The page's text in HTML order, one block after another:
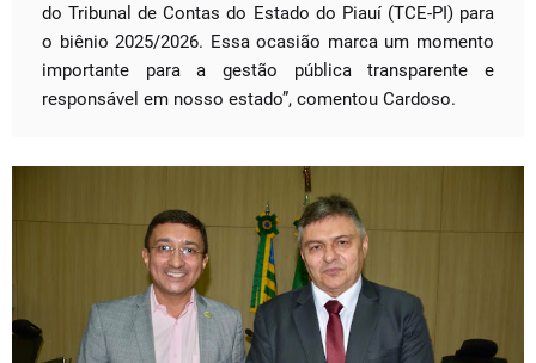
do Tribunal de Contas do Estado do Piauí (TCE-PI) para
o biênio 2025/2026. Essa ocasião marca um momento
importante para a gestão pública transparente e
responsável em nosso estado”, comentou Cardoso.